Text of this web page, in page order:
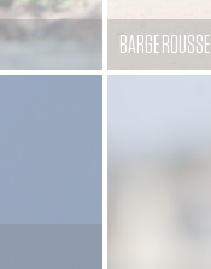
BARGE ROUSSE